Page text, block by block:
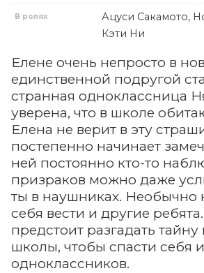
В ролях
Ацуси Сакамото,
Кэти Ни
Елене очень непросто в
единственной подругой
странная одноклассница
уверена, что в школе
Елена не верит в эту
постепенно начинает
ней постоянно кто-то
призраков можно даже
ты в наушниках. Необычно
себя вести и другие
предстоит разгадать тайну
школы, чтобы спасти себя и
одноклассников.